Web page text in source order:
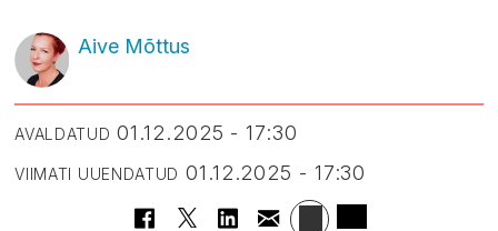
Aive Mõttus
AVALDATUD 01.12.2025 - 17:30
VIIMATI UUENDATUD 01.12.2025 - 17:30